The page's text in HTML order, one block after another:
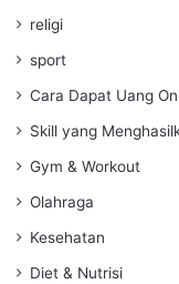
religi
sport
Cara Dapat Uang
Skill yang
Gym & Workout
Olahraga
Kesehatan
Diet & Nutrisi